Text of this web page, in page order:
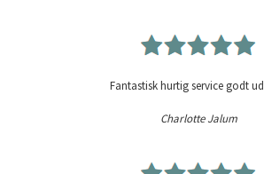
Fantastisk hurtig service godt
Charlotte Jalum